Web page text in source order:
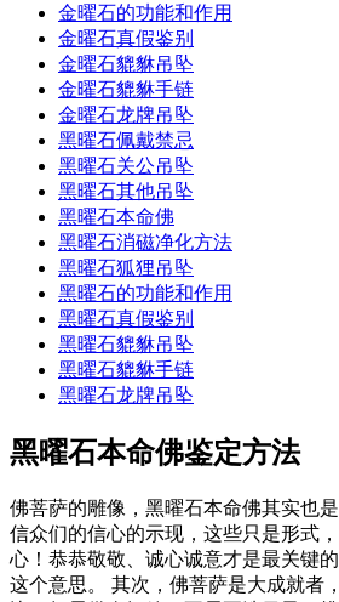
金曜石的功能和作用
金曜石真假鉴别
金曜石貔貅吊坠
金曜石貔貅手链
金曜石龙牌吊坠
黑曜石佩戴禁忌
黑曜石关公吊坠
黑曜石其他吊坠
黑曜石本命佛
黑曜石消磁净化方法
黑曜石狐狸吊坠
黑曜石的功能和作用
黑曜石真假鉴别
黑曜石貔貅吊坠
黑曜石貔貅手链
黑曜石龙牌吊坠
黑曜石本命佛鉴定方法
佛菩萨的雕像，黑曜石本命佛其实也
信众们的信心的示现，这些只是形式
心！恭恭敬敬、诚心诚意才是最关键
这个意思。 其次，佛菩萨是大成就者